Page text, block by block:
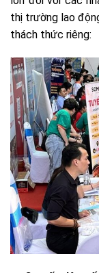
thị trường lao
thách thức riêng: